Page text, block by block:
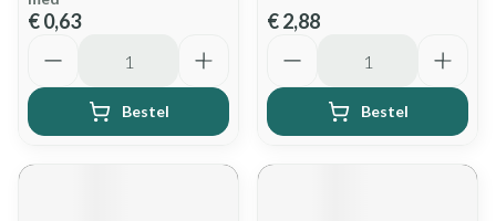
€ 0,63
Bestel
€ 2,88
Bestel